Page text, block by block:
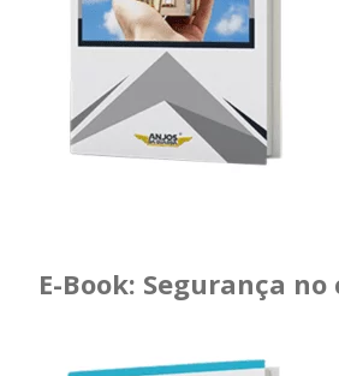
E-Book: Segurança